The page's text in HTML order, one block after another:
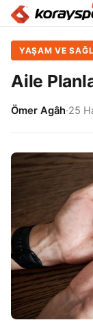
YAŞAM VE
Aile
Ömer Agâh·25